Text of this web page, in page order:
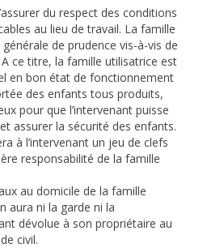
du respect des conditions
au lieu de travail. La famille
de prudence vis-à-vis de
ce titre, la famille utilisatrice est
en bon état de fonctionnement
des enfants tous produits,
pour que l’intervenant puisse
assurer la sécurité des enfants.
à l’intervenant un jeu de clefs
responsabilité de la famille
au domicile de la famille
aura ni la garde ni la
dévolue à son propriétaire au
civil.